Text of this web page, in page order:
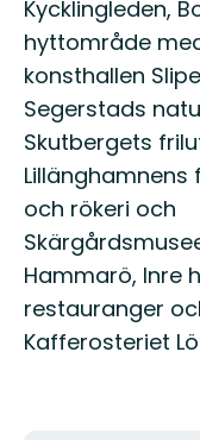
Kycklingleden,
hyttområde
konsthallen
Segerstads
Skutbergets
Lillänghamnens
och rökeri och
Hammarö, Inre
restauranger
Kafferosteriet